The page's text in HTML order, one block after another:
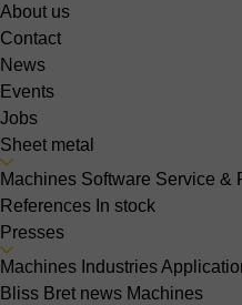
About us
Contact
News
Events
Jobs
Sheet metal
Machines Software Service &
References In stock
Presses
Machines Industries
Bliss Bret news Machines